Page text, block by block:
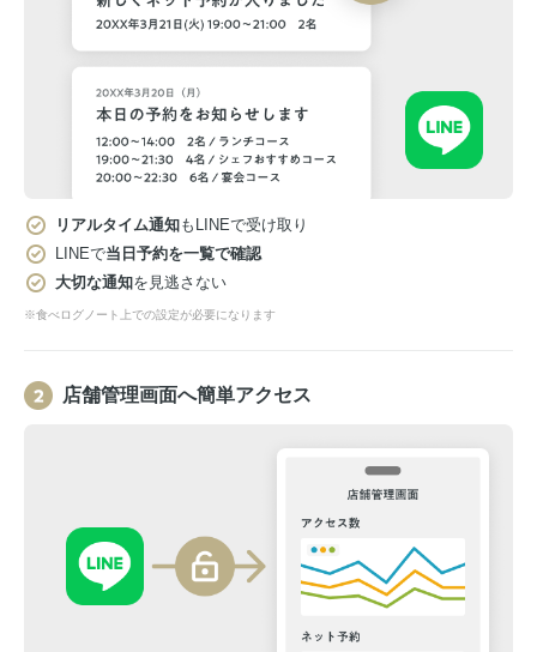
リアルタイム通知もLINEで受け取り
LINEで当日予約を一覧で確認
大切な通知を見逃さない
※食べログノート上での設定が必要になります
店舗管理画面へ簡単アクセス